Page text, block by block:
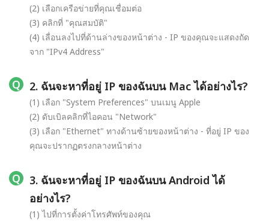
(2) เลือกเครือข่ายที่คุณเชื่อมต่อ
(3) คลิกที่ "คุณสมบัติ"
(4) เลื่อนลงไปที่ด้านล่างของหน้าต่าง - IP ของคุณจะแสดงถัด
จาก "IPv4 Address"
2. ฉันจะหาที่อยู่ IP ของฉันบน Mac ได้อย่างไร?
(1) เลือก "System Preferences" บนเมนู Apple
(2) ดับเบิลคลิกที่ไอคอน "Network"
(3) เลือก "Ethernet" ทางด้านซ้ายของหน้าต่าง - ที่อยู่ IP ของ
คุณจะปรากฏตรงกลางหน้าต่าง
3. ฉันจะหาที่อยู่ IP ของฉันบน Android ได้
อย่างไร?
(1) ไปที่การตั้งค่าโทรศัพท์ของคุณ